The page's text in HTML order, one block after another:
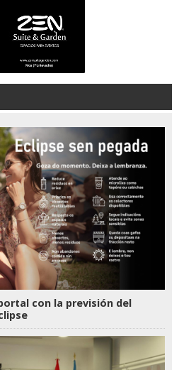
con la previsión del